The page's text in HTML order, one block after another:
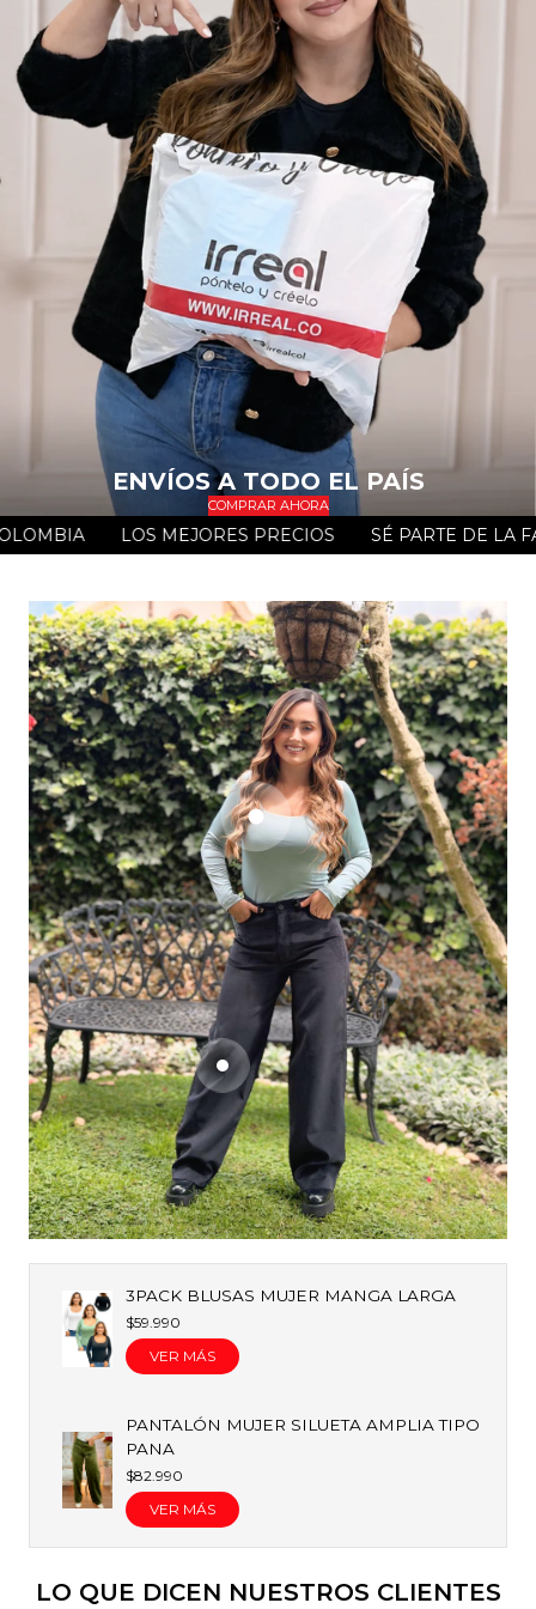
ENVÍOS A TODO EL PAÍS
COMPRAR AHORA
COLOMBIA LOS MEJORES PRECIOS SÉ PARTE
Go to item 1
Go to item 2
3PACK BLUSAS MUJER MANGA LARGA
$59.990
VER MÁS
PANTALÓN MUJER SILUETA AMPLIA TIPO
PANA
$82.990
VER MÁS
LO QUE DICEN NUESTROS CLIENTES